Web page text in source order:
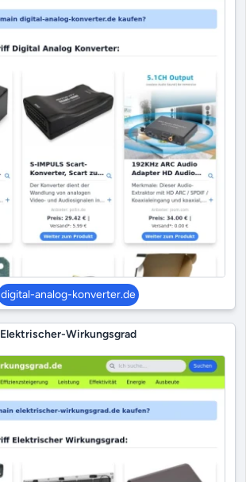
digital-analog-konverter.de
Elektrischer-Wirkungsgrad